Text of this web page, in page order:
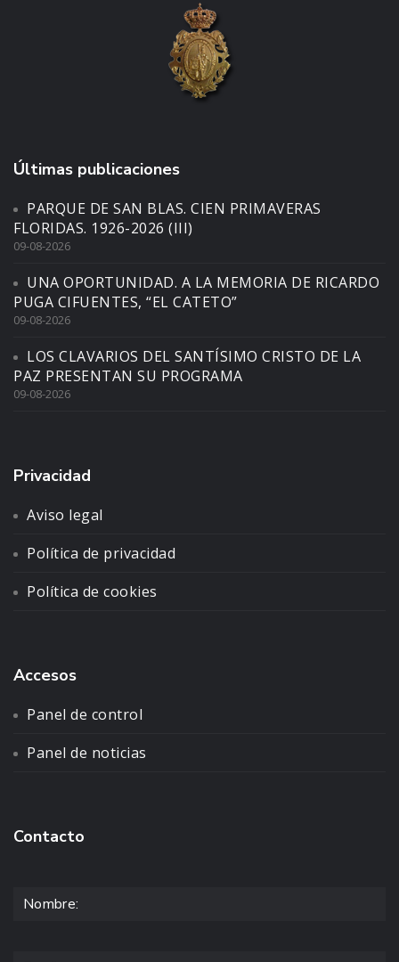
Últimas publicaciones
PARQUE DE SAN BLAS. CIEN PRIMAVERAS
FLORIDAS. 1926-2026 (III)
09-08-2026
UNA OPORTUNIDAD. A LA MEMORIA DE RICARDO
PUGA CIFUENTES, “EL CATETO”
09-08-2026
LOS CLAVARIOS DEL SANTÍSIMO CRISTO DE LA
PAZ PRESENTAN SU PROGRAMA
09-08-2026
Privacidad
Aviso legal
Política de privacidad
Política de cookies
Accesos
Panel de control
Panel de noticias
Contacto